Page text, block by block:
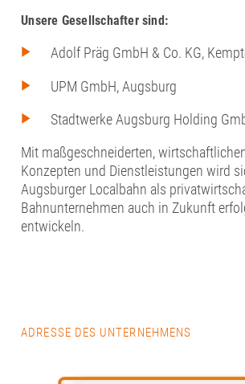
Unsere Gesellschafter sind:
Adolf Präg GmbH & Co. KG,
UPM GmbH, Augsburg
Stadtwerke Augsburg Holding
Mit maßgeschneiderten,
Konzepten und Dienstleistungen wird
Augsburger Localbahn als
Bahnunternehmen auch in Zukunft
entwickeln.
ADRESSE DES UNTERNEHMENS